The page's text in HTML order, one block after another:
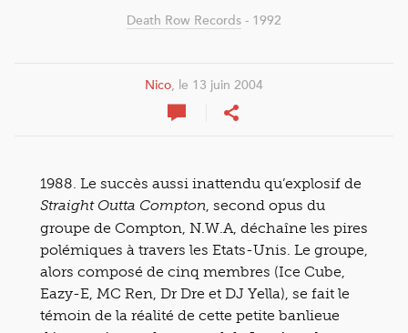
Death Row Records - 1992
Nico, le 13 juin 2004
1988. Le succès aussi inattendu qu’explosif de
Straight Outta Compton , second opus du
groupe de Compton, N.W.A, déchaîne les pires
polémiques à travers les Etats-Unis. Le groupe,
alors composé de cinq membres (Ice Cube,
Eazy-E, MC Ren, Dr Dre et DJ Yella), se fait le
témoin de la réalité de cette petite banlieue